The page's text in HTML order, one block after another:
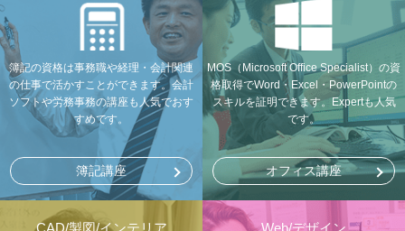
簿記の資格は事務職や経理・会計関連
の仕事で活かすことができます。会計
ソフトや労務事務の講座も人気でおす
すめです。
簿記講座
MOS（Microsoft Office Specialist）の資
格取得でWord・Excel・PowerPointの
スキルを証明できます。Expertも人気
です。
オフィス講座
CAD/製図/インテリア Web/デザイン